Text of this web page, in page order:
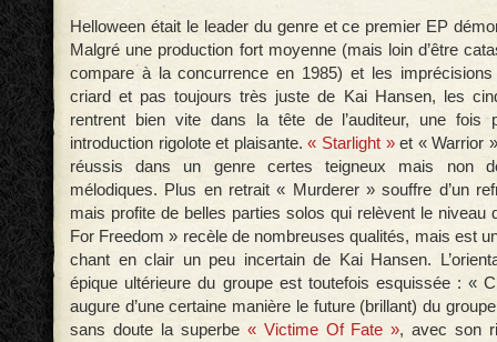
Helloween était le leader du genre et ce premier EP
Malgré une production fort moyenne (mais loin d’être
compare à la concurrence en 1985) et les
criard et pas toujours très juste de Kai Hansen, les
rentrent bien vite dans la tête de l’auditeur, une fois
introduction rigolote et plaisante.« Starlight »et « Warrior
réussis dans un genre certes teigneux mais non
mélodiques. Plus en retrait « Murderer » souffre d’un
mais profite de belles parties solos qui relèvent le niveau
For Freedom » recèle de nombreuses qualités, mais est
chant en clair un peu incertain de Kai Hansen.
épique ultérieure du groupe est toutefois esquissée : «
augure d’une certaine manière le future (brillant) du
sans doute la superbe « Victime Of Fate », avec son